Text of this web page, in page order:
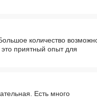
количество
приятный опыт для
Есть много